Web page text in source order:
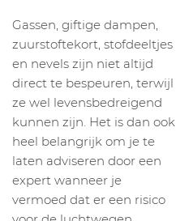
Gassen, giftige dampen,
zuurstoftekort, stofdeeltjes
en nevels zijn niet altijd
direct te bespeuren, terwijl
ze wel levensbedreigend
kunnen zijn. Het is dan ook
heel belangrijk om je te
laten adviseren door een
expert wanneer je
vermoed dat er een risico